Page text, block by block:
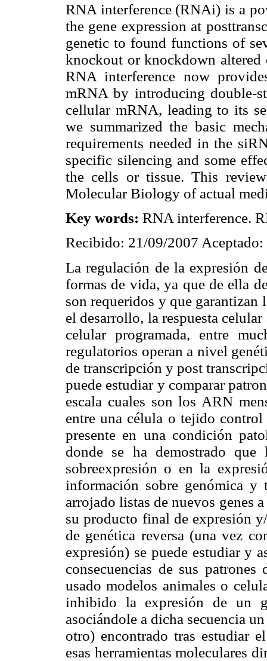
RNA interference (RNAi) is a
the gene expression at
genetic to found functions of
knockout or knockdown altered
RNA interference now
mRNA by introducing double-
cellular mRNA, leading to its
we summarized the basic
requirements needed in the
specific silencing and some
the cells or tissue. This
Molecular Biology of actual
Key words: RNA interference.
Recibido: 21/09/2007
La regulación de la expresión
formas de vida, ya que de ella
son requeridos y que garantizan
el desarrollo, la respuesta
celular programada, entre
regulatorios operan a nivel
de transcripción y post
puede estudiar y comparar
escala cuales son los ARN
entre una célula o tejido
presente en una condición
donde se ha demostrado que
sobreexpresión o en la
información sobre genómica y
arrojado listas de nuevos genes
su producto final de expresión
de genética reversa (una vez
expresión) se puede estudiar y
consecuencias de sus
usado modelos animales o
inhibido la expresión de un
asociándole a dicha secuencia
otro) encontrado tras estudiar
esas herramientas moleculares